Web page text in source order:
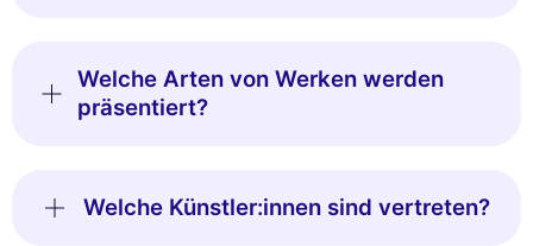
Welche Arten von Werken werden
präsentiert?
Welche Künstler:innen sind vertreten?